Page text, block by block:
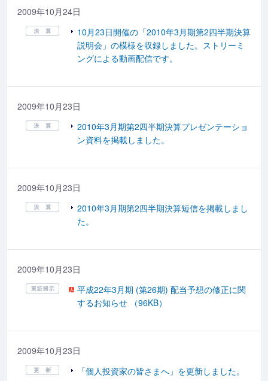
2009年10月24日
10月23日開催の「2010年3月期第2四半期決算
説明会」の模様を収録しました。ストリーミ
ングによる動画配信です。
2009年10月23日
2010年3月期第2四半期決算プレゼンテーショ
ン資料を掲載しました。
2009年10月23日
2010年3月期第2四半期決算短信を掲載しまし
た。
2009年10月23日
平成22年3月期 (第26期) 配当予想の修正に関
するお知らせ （96KB）
2009年10月23日
「個人投資家の皆さまへ」を更新しました。